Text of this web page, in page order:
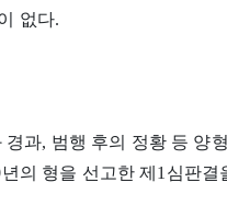
없다.
과, 범행 후의 정황 등 양형
의 형을 선고한 제1심판결